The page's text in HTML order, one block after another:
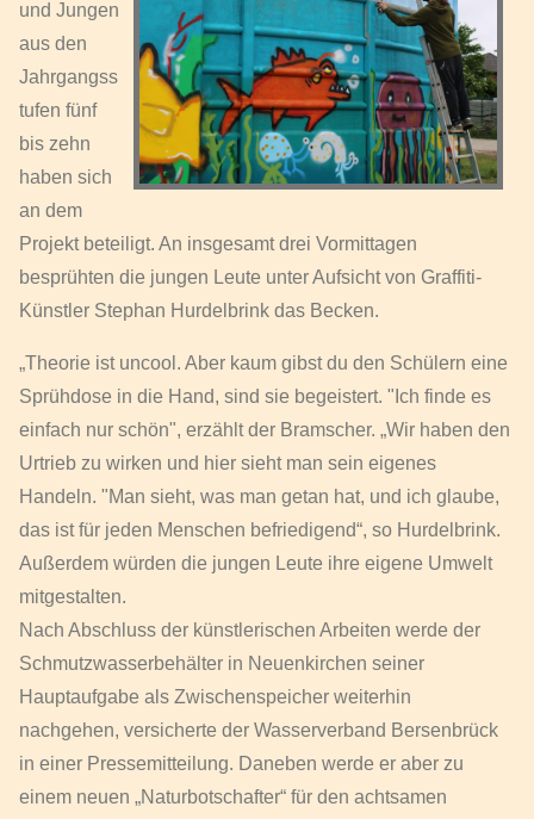
und Jungen
aus den
Jahrgangss
tufen fünf
bis zehn
haben sich
an dem
Projekt beteiligt. An insgesamt drei Vormittagen
besprühten die jungen Leute unter Aufsicht von Graffiti-
Künstler Stephan Hurdelbrink das Becken.
„Theorie ist uncool. Aber kaum gibst du den Schülern eine
Sprühdose in die Hand, sind sie begeistert. "Ich finde es
einfach nur schön", erzählt der Bramscher. „Wir haben den
Urtrieb zu wirken und hier sieht man sein eigenes
Handeln. "Man sieht, was man getan hat, und ich glaube,
das ist für jeden Menschen befriedigend“, so Hurdelbrink.
Außerdem würden die jungen Leute ihre eigene Umwelt
mitgestalten.
Nach Abschluss der künstlerischen Arbeiten werde der
Schmutzwasserbehälter in Neuenkirchen seiner
Hauptaufgabe als Zwischenspeicher weiterhin
nachgehen, versicherte der Wasserverband Bersenbrück
in einer Pressemitteilung. Daneben werde er aber zu
einem neuen „Naturbotschafter“ für den achtsamen